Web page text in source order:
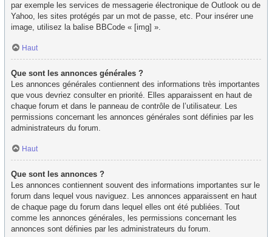
par exemple les services de messagerie électronique de Outlook ou de
Yahoo, les sites protégés par un mot de passe, etc. Pour insérer une
image, utilisez la balise BBCode « [img] ».
Haut
Que sont les annonces générales ?
Les annonces générales contiennent des informations très importantes
que vous devriez consulter en priorité. Elles apparaissent en haut de
chaque forum et dans le panneau de contrôle de l’utilisateur. Les
permissions concernant les annonces générales sont définies par les
administrateurs du forum.
Haut
Que sont les annonces ?
Les annonces contiennent souvent des informations importantes sur le
forum dans lequel vous naviguez. Les annonces apparaissent en haut
de chaque page du forum dans lequel elles ont été publiées. Tout
comme les annonces générales, les permissions concernant les
annonces sont définies par les administrateurs du forum.